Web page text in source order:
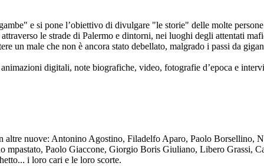
e si pone l’obiettivo di divulgare "le storie" delle molte
le strade di Palermo e dintorni, nei luoghi degli attentati
un male che non è ancora stato debellato, malgrado i passi da
digitali, note biografiche, video, fotografie d’epoca e
altre nuove: Antonino Agostino, Filadelfo Aparo, Paolo
Paolo Giaccone, Giorgio Boris Giuliano, Libero Grassi,
i loro cari e le loro scorte.